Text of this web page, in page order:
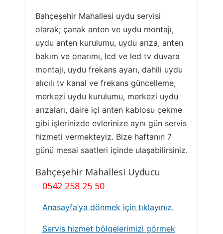
Bahçeşehir Mahallesi uydu servisi
olarak; çanak anten ve uydu montajı,
uydu anten kurulumu, uydu arıza, anten
bakım ve onarımı, lcd ve led tv duvara
montajı, uydu frekans ayarı, dahili uydu
alıcılı tv kanal ve frekans güncelleme,
merkezi uydu kurulumu, merkezi uydu
arızaları, daire içi anten kablosu çekme
gibi işlerinizde evlerinize aynı gün servis
hizmeti vermekteyiz. Bize haftanın 7
günü mesai saatleri içinde ulaşabilirsiniz.
Bahçeşehir Mahallesi Uyducu
0542 258 25 50
Anasayfa’ya dönmek için tıklayınız.
Servis hizmet bölgelerimizi görmek